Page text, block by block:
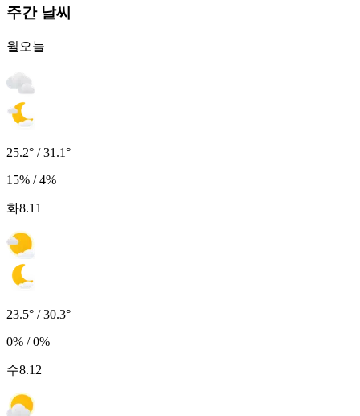
주간 날씨
월 오늘
25.2° / 31.1°
15% / 4%
화8.11
23.5° / 30.3°
0% / 0%
수8.12